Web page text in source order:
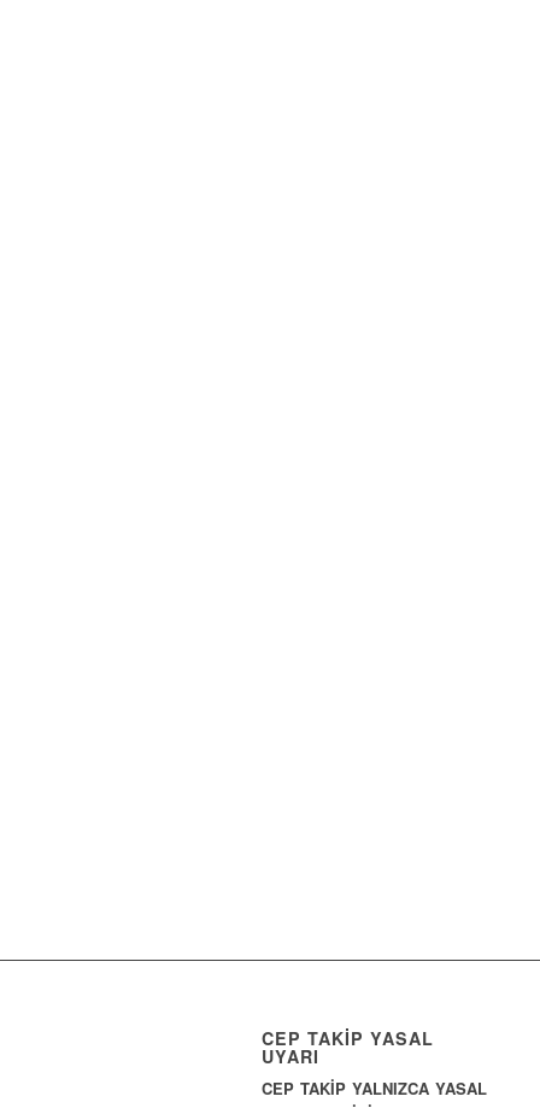
CEP TAKİP YASAL
UYARI
CEP TAKİP YALNIZCA YASAL